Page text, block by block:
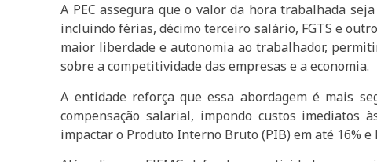
A PEC assegura que o valor da hora trabalhada
incluindo férias, décimo terceiro salário, FGTS e
maior liberdade e autonomia ao trabalhador,
sobre a competitividade das empresas e a economia.
A entidade reforça que essa abordagem é mais
compensação salarial, impondo custos imediatos
impactar o Produto Interno Bruto (PIB) em até 16%